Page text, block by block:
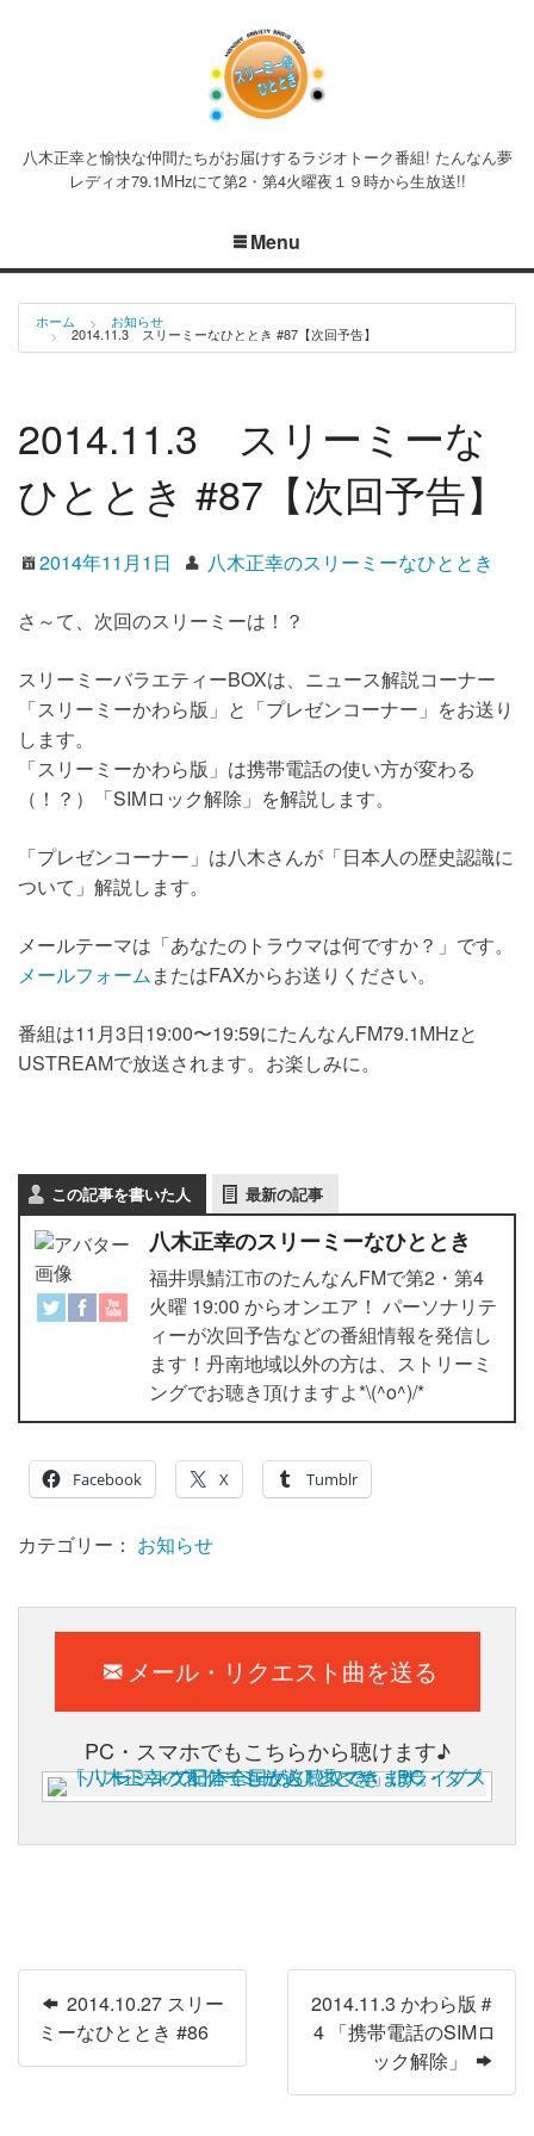
八木正幸と愉快な仲間たちがお届けするラジオトーク番組! たんなん夢
レディオ79.1MHzにて第2・第4火曜夜１９時から生放送!!
Menu
ホーム お知らせ
2014.11.3 スリーミーなひととき #87【次回予告】
2014.11.3 スリーミーな
ひととき #87【次回予告】
2014年11月1日 八木正幸のスリーミーなひととき
さ～て、次回のスリーミーは！？
スリーミーバラエティーBOXは、ニュース解説コーナー
「スリーミーかわら版」と「プレゼンコーナー」をお送り
します。
「スリーミーかわら版」は携帯電話の使い方が変わる
（！？）「SIMロック解除」を解説します。
「プレゼンコーナー」は八木さんが「日本人の歴史認識に
ついて」解説します。
メールテーマは「あなたのトラウマは何ですか？」です。
メールフォームまたはFAXからお送りください。
番組は11月3日19:00〜19:59にたんなんFM79.1MHzと
USTREAMで放送されます。お楽しみに。
この記事を書いた人 最新の記事
八木正幸のスリーミーなひととき
福井県鯖江市のたんなんFMで第2・第4
火曜 19:00 からオンエア！ パーソナリテ
ィーが次回予告などの番組情報を発信し
ます！丹南地域以外の方は、ストリーミ
ングでお聴き頂けますよ*\(^o^)/*
Facebook X Tumblr
カテゴリー： お知らせ
メール・リクエスト曲を送る
PC・スマホでもこちらから聴けます♪
2014.10.27 スリー
ミーなひととき #86
2014.11.3 かわら版＃
4 「携帯電話のSIMロ
ック解除」